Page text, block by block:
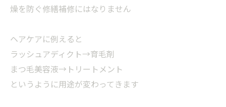
燥を防ぐ修繕補修にはなりません
ヘアケアに例えると
ラッシュアディクト→育毛剤
まつ毛美容液→トリートメント
というように用途が変わってきます